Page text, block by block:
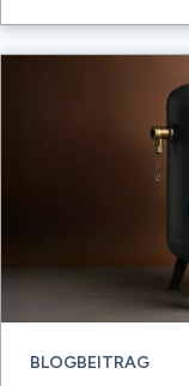
BLOGBEITRAG